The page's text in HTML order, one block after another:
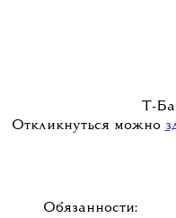
Т-
Откликнуться можно
Обязанности: